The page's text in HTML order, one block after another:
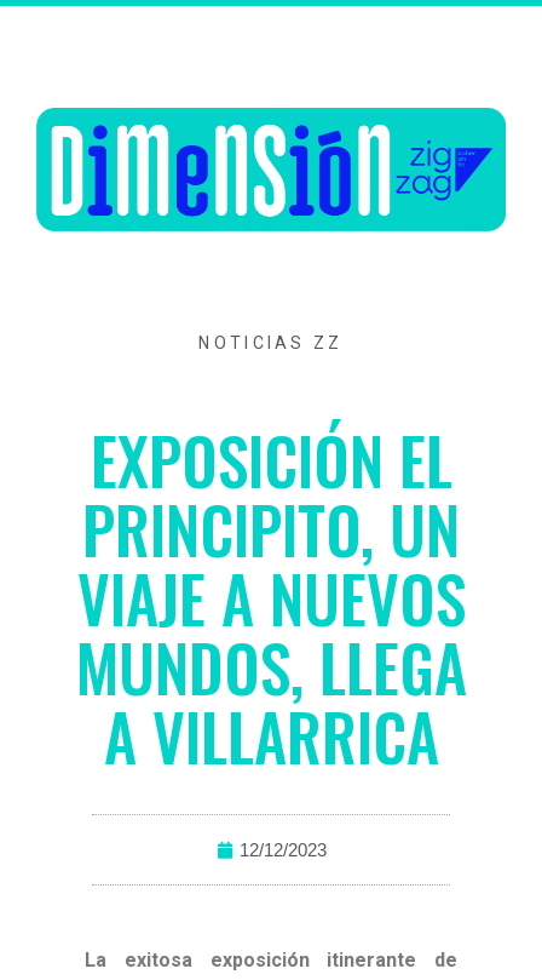
NOTICIAS ZZ
EXPOSICIÓN EL
PRINCIPITO, UN
VIAJE A NUEVOS
MUNDOS, LLEGA
A VILLARRICA
12/12/2023
La exitosa exposición itinerante de